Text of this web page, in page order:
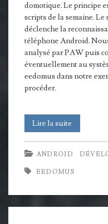
domotique. Le principe
scripts de la semaine.
déclenche la
téléphone Android.
analysé par PAW puis
éventuellement au
eedomus dans notre
procéder.
Lire la suite
:
vocale
sous
ANDROID
EEDOMUS